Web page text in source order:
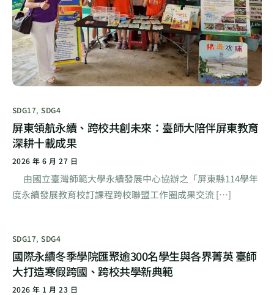
SDG17,SDG4
屏東領航永續、跨校共創未來：臺師大陪伴屏東教育
深耕十載成果
2026 年 6 月 27 日
由國立臺灣師範大學永續發展中心協辦之「屏東縣114學年
度永續發展教育校訂課程跨校聯盟工作圈成果交流 […]
SDG17,SDG4
國際永續冬季學院匯聚逾300名學生與各界菁英 臺師
大打造寒假跨國、跨校共學新典範
2026 年 1 月 23 日